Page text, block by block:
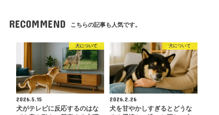
RECOMMEND こちらの記事も人気です。
犬について
2026.5.15
犬がテレビに反応するのはな
犬について
2026.2.26
犬を甘やかしすぎるとどうな